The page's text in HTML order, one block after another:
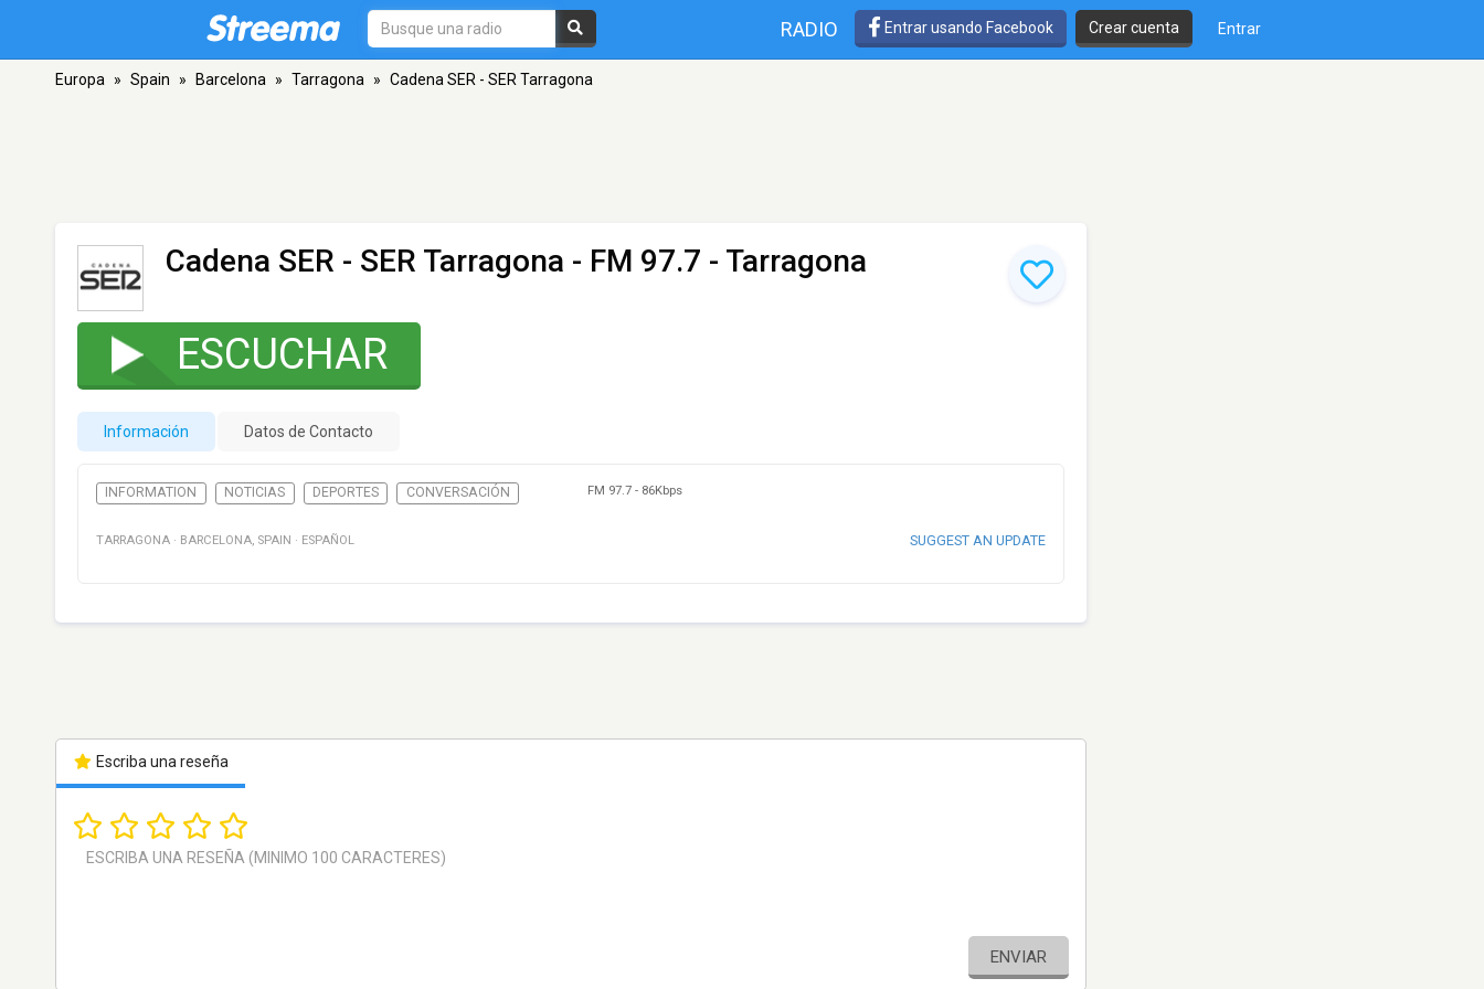
RADIO Entrar usando Facebook Crear cuenta Entrar
Europa » Spain » Barcelona » Tarragona » Cadena SER - SER Tarragona
Cadena SER - SER Tarragona - FM 97.7 - Tarragona
ESCUCHAR
Información Datos de Contacto
INFORMATION NOTICIAS DEPORTES CONVERSACIÓN FM 97.7 - 86Kbps
TARRAGONA · BARCELONA, SPAIN · ESPAÑOL SUGGEST AN UPDATE
Escriba una reseña
ENVIAR